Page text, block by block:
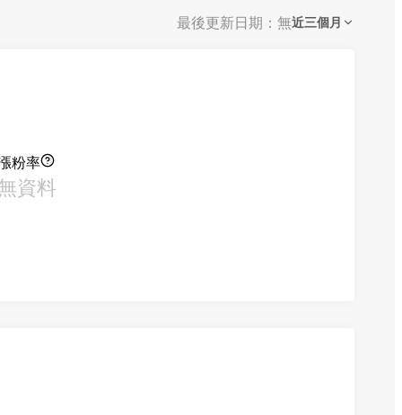
最後更新日期：無近三個月
粉率
資料